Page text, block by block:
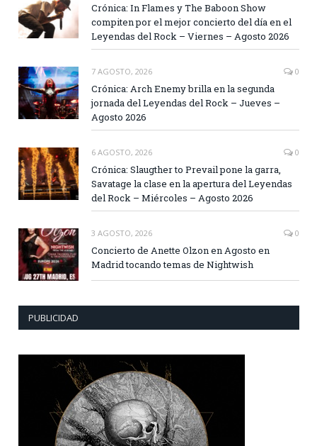
Crónica: In Flames y The Baboon Show
compiten por el mejor concierto del día en el
Leyendas del Rock – Viernes – Agosto 2026
7 AGOSTO, 2026 0
Crónica: Arch Enemy brilla en la segunda
jornada del Leyendas del Rock – Jueves –
Agosto 2026
6 AGOSTO, 2026 0
Crónica: Slaugther to Prevail pone la garra,
Savatage la clase en la apertura del Leyendas
del Rock – Miércoles – Agosto 2026
3 AGOSTO, 2026 0
Concierto de Anette Olzon en Agosto en
Madrid tocando temas de Nightwish
PUBLICIDAD